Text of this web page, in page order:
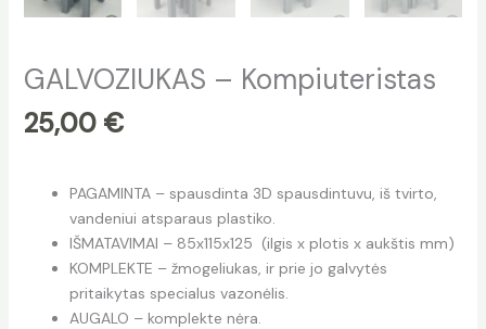
GALVOZIUKAS – Kompiuteristas
25,00 €
PAGAMINTA – spausdinta 3D spausdintuvu, iš tvirto,
vandeniui atsparaus plastiko.
IŠMATAVIMAI – 85x115x125 (ilgis x plotis x aukštis mm)
KOMPLEKTE – žmogeliukas, ir prie jo galvytės
pritaikytas specialus vazonėlis.
AUGALO – komplekte nėra.